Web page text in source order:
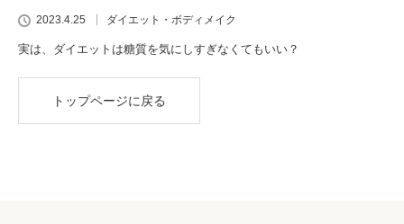
2023.4.25 ダイエット・ボディメイク
実は、ダイエットは糖質を気にしすぎなくてもいい？
トップページに戻る